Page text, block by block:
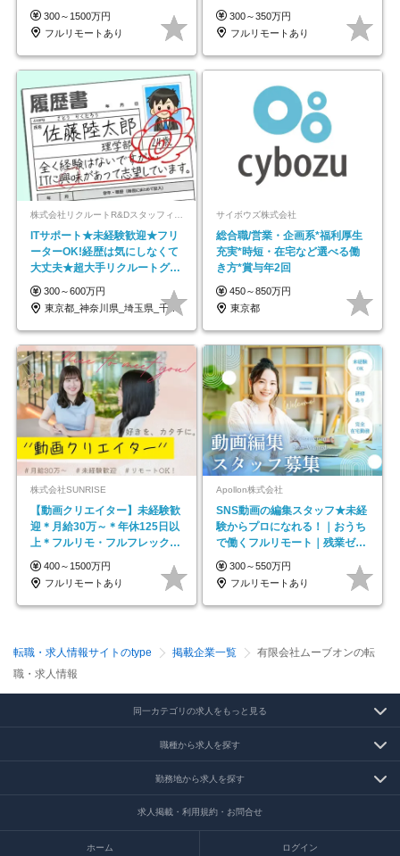
円～／年休130日以上
300～1500万円
フルリモートあり
｜副業OK
300～350万円
フルリモートあり
ITサポート★未経験歓迎★フリ
ーターOK!経歴は気にしなくて
大丈夫★超大手リクルートグル
ープの正社員/sg
300～600万円
東京都_神奈川県_埼玉県_千葉県_大阪府…
サイボウズ株式会社
総合職/営業・企画系*福利厚生
充実*時短・在宅など選べる働
き方*賞与年2回
450～850万円
東京都
株式会社SUNRISE
【動画クリエイター】未経験歓
迎＊月給30万～＊年休125日以
上＊フルリモ・フルフレックス
◆10名の採用が決定◆
400～1500万円
フルリモートあり
Apollon株式会社
SNS動画の編集スタッフ★未経
験からプロになれる！｜おうち
で働くフルリモート｜残業ゼロ
で18時退勤◎
300～550万円
フルリモートあり
転職・求人情報サイトのtype 掲載企業一覧
有限会社ムーブオンの転
職・求人情報
同一カテゴリの求人をもっと見る
職種から求人を探す
勤務地から求人を探す
求人掲載・利用規約・お問合せ
ホーム ログイン